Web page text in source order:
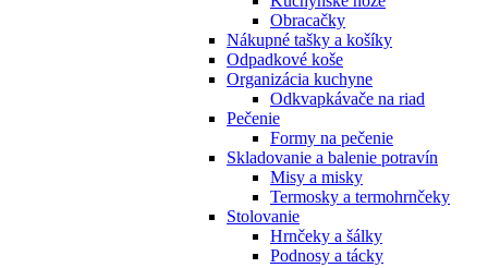
Obracačky
Nákupné tašky a košíky
Odpadkové koše
Organizácia kuchyne
Odkvapkávače na riad
Pečenie
Formy na pečenie
Skladovanie a balenie potravín
Misy a misky
Termosky a termohrnčeky
Stolovanie
Hrnčeky a šálky
Podnosy a tácky